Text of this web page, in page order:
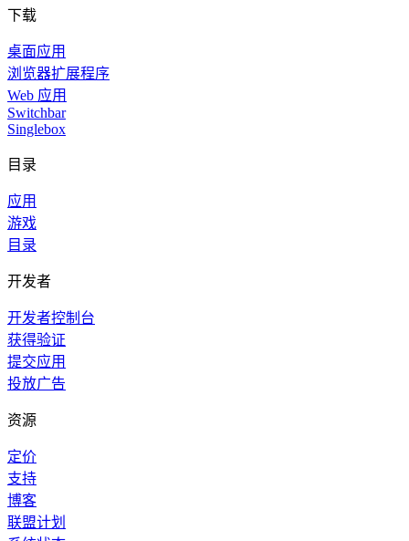
下载
桌面应用
浏览器扩展程序
Web 应用
Switchbar
Singlebox
目录
应用
游戏
目录
开发者
开发者控制台
获得验证
提交应用
投放广告
资源
定价
支持
博客
联盟计划